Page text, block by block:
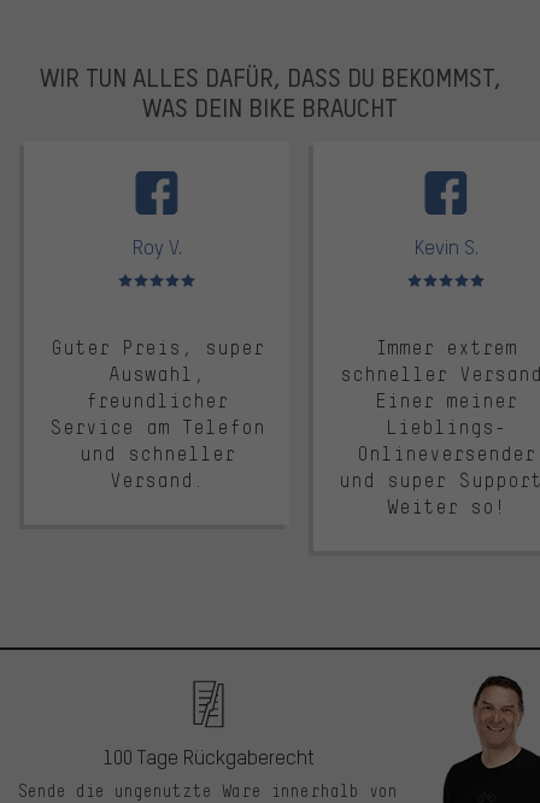
WIR TUN ALLES DAFÜR, DASS DU BEKOMMST,
WAS DEIN BIKE BRAUCHT
Roy V.
Bewertungen: 5 von 5
Guter Preis, super
Auswahl,
freundlicher
Service am Telefon
und schneller
Versand.
Kevin S.
Bewertungen: 5 von 5
Immer extrem
schneller
Einer meiner
Lieblings-
Onlineversender
und super
Weiter so!
100 Tage Rückgaberecht
Sende die ungenutzte Ware innerhalb von